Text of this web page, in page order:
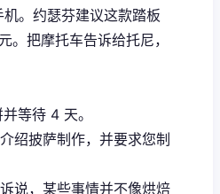
。约瑟芬建议这款踏板
。把摩托车告诉给托尼，
等待 4 天。
绍披萨制作，并要求您制
说，某些事情并不像烘焙